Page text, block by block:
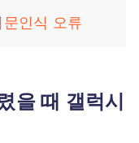
인식 오류
을 때 갤럭시